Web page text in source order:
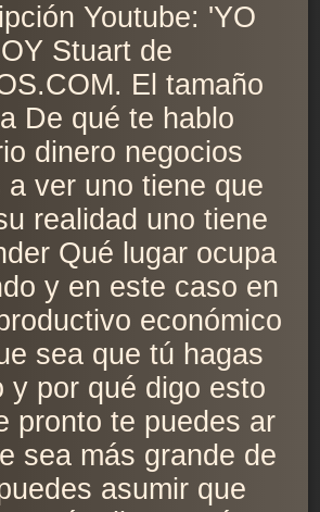
Youtube: 'YO
Stuart de
El tamaño
De qué te hablo
dinero negocios
a ver uno tiene que
realidad uno tiene
Qué lugar ocupa
y en este caso en
económico
sea que tú hagas
y por qué digo esto
pronto te puedes ar
sea más grande de
asumir que